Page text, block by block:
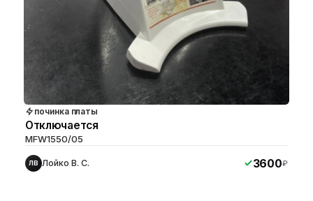
починка платы
Отключается
MFW1550/05
ЛВ Лойко В. С. 3600₽